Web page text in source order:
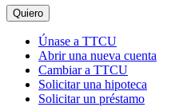
Quiero
Únase a TTCU
Abrir una nueva cuenta
Cambiar a TTCU
Solicitar una hipoteca
Solicitar un préstamo